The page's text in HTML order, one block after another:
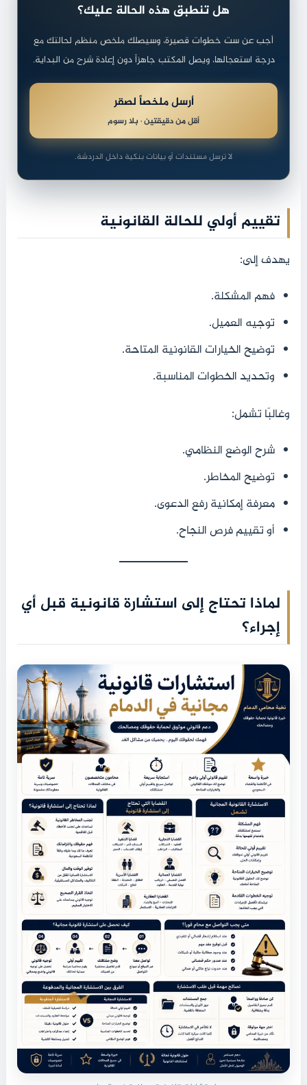
هل تنطبق هذه الحالة عليك؟
أجب عن ست خطوات قصيرة، وسيصلك ملخص منظم لحالتك مع
درجة استعجالها، ويصل المكتب جاهزاً دون إعادة شرح من البداية.
أرسل ملخصاً لصقر
أقل من دقيقتين · بلا رسوم
لا ترسل مستندات أو بيانات بنكية داخل الدردشة.
تقييم أولي للحالة القانونية
يهدف إلى:
فهم المشكلة.
توجيه العميل.
توضيح الخيارات القانونية المتاحة.
وتحديد الخطوات المناسبة.
وغالبًا تشمل:
شرح الوضع النظامي.
توضيح المخاطر.
معرفة إمكانية رفع الدعوى.
أو تقييم فرص النجاح.
لماذا تحتاج إلى استشارة قانونية قبل أي
إجراء؟